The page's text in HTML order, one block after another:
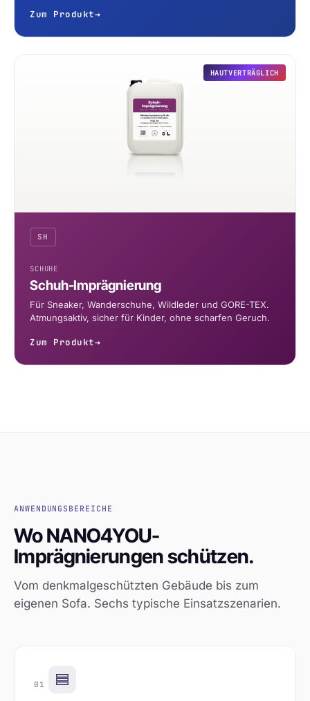
Zum Produkt→
SH
SCHUHE
Schuh-Imprägnierung
Für Sneaker, Wanderschuhe, Wildleder und GORE-TEX.
Atmungsaktiv, sicher für Kinder, ohne scharfen Geruch.
Zum Produkt→
HAUTVERTRÄGLICH
ANWENDUNGSBEREICHE
Wo NANO4YOU-
Imprägnierungen schützen.
Vom denkmalgeschützten Gebäude bis zum
eigenen Sofa. Sechs typische Einsatzszenarien.
01